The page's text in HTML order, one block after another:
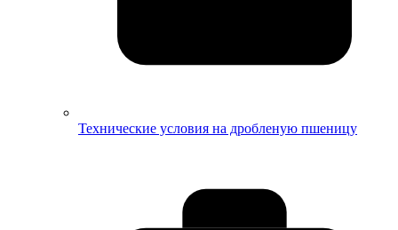
Технические условия на дробленую пшеницу